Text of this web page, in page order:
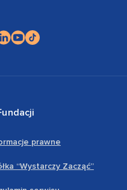
prawne
“Wystarczy Zacząć”